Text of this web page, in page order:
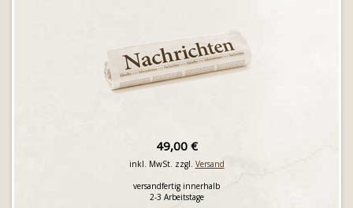
49,00 €
inkl. MwSt. zzgl. Versand
versandfertig innerhalb
2-3 Arbeitstage